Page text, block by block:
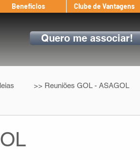
Benefícios Clube de Vantagens
Quero me associar!
>> Reuniões GOL - ASAGOL
Coletiva